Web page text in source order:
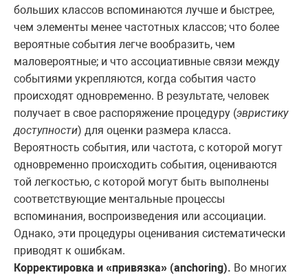
больших классов вспоминаются лучше и быстрее,
чем элементы менее частотных классов; что более
вероятные события легче вообразить, чем
маловероятные; и что ассоциативные связи между
событиями укрепляются, когда события часто
происходят одновременно. В результате, человек
получает в свое распоряжение процедуру (эвристику
доступности) для оценки размера класса.
Вероятность события, или частота, с которой могут
одновременно происходить события, оцениваются
той легкостью, с которой могут быть выполнены
соответствующие ментальные процессы
вспоминания, воспроизведения или ассоциации.
Однако, эти процедуры оценивания систематически
приводят к ошибкам.
Корректировка и «привязка» (anchoring). Во многих